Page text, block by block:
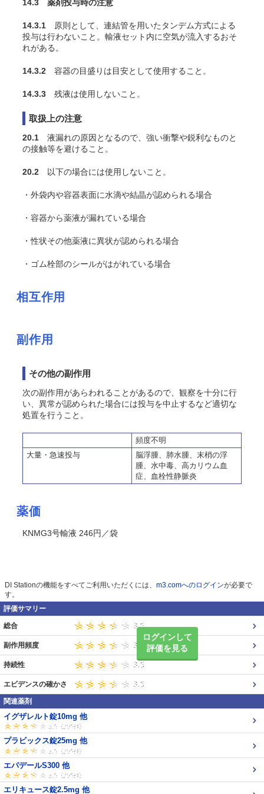
14.3 薬剤投与時の注意
14.3.1 原則として、連結管を用いたタンデム方式による
投与は行わないこと。輸液セット内に空気が流入するおそ
れがある。
14.3.2 容器の目盛りは目安として使用すること。
14.3.3 残液は使用しないこと。
取扱上の注意
20.1 液漏れの原因となるので、強い衝撃や鋭利なものと
の接触等を避けること。
20.2 以下の場合には使用しないこと。
・外袋内や容器表面に水滴や結晶が認められる場合
・容器から薬液が漏れている場合
・性状その他薬液に異状が認められる場合
・ゴム栓部のシールがはがれている場合
相互作用
副作用
その他の副作用
次の副作用があらわれることがあるので、観察を十分に行
い、異常が認められた場合には投与を中止するなど適切な
処置を行うこと。
頻度不明
大量・急速投与
脳浮腫、肺水腫、末梢の浮
腫、水中毒、高カリウム血
症、血栓性静脈炎
薬価
KNMG3号輸液 246円／袋
DI Stationの機能をすべてご利用いただくには、 m3.comへのログインが必要で
す。
評価サマリー
ログインして
評価を見る
総合
副作用頻度
持続性
エビデンスの確かさ
関連薬剤
イグザレルト錠10mg 他
プラビックス錠25mg 他
エパデールS300 他
エリキュース錠2.5mg 他